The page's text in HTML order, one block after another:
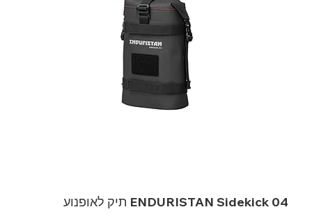
ENDURISTAN Sidekick 04 תיק לאופנוע